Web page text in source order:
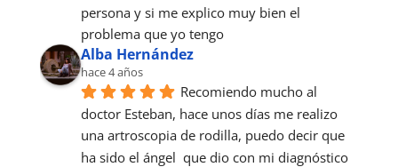
persona y si me explico muy bien el
problema que yo tengo
Alba Hernández
hace 4 años
Recomiendo mucho al
doctor Esteban, hace unos días me realizo
una artroscopia de rodilla, puedo decir que
ha sido el ángel  que dio con mi diagnóstico